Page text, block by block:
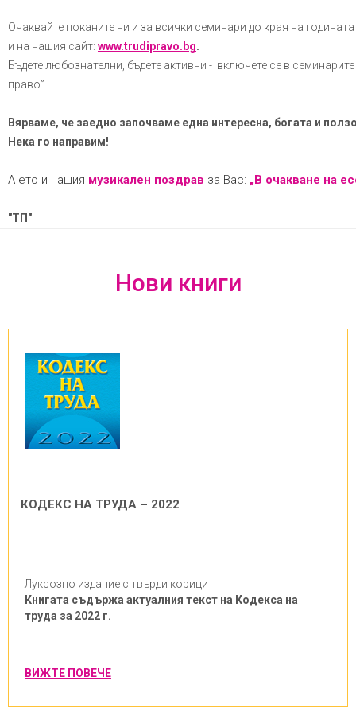
Очаквайте поканите ни и за всички семинари до края на
и на нашия сайт: www.trudipravo.bg.
Бъдете любознателни, бъдете активни - включете се в
право”.
Вярваме, че заедно започваме една интересна, богата и
Нека го направим!
А ето и нашия музикален поздрав за Вас: „В очакване на
"ТП"
Нови книги
КОДЕКС НА ТРУДА – 2022
Луксозно издание с твърди корици
Книгата съдържа актуалния текст на Кодекса на
труда за 2022 г.
ВИЖТЕ ПОВЕЧЕ